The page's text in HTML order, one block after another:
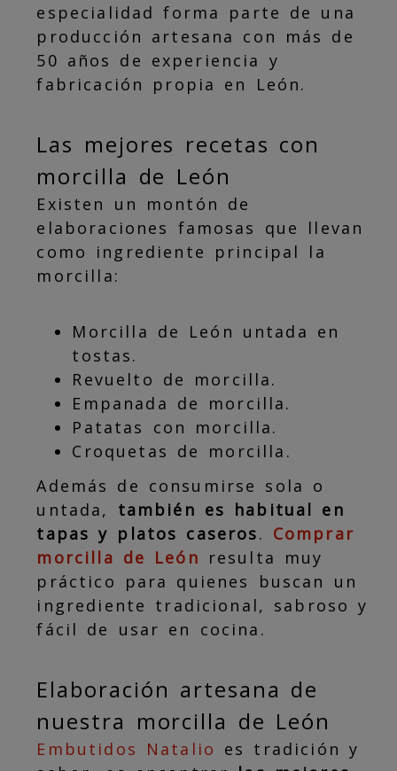
especialidad forma parte de una
producción artesana con más de
50 años de experiencia y
fabricación propia en León.
Las mejores recetas con
morcilla de León
Existen un montón de
elaboraciones famosas que llevan
como ingrediente principal la
morcilla:
Morcilla de León untada en
tostas.
Revuelto de morcilla.
Empanada de morcilla.
Patatas con morcilla.
Croquetas de morcilla.
Además de consumirse sola o
untada, también es habitual en
tapas y platos caseros. Comprar
morcilla de León resulta muy
práctico para quienes buscan un
ingrediente tradicional, sabroso y
fácil de usar en cocina.
Elaboración artesana de
nuestra morcilla de León
Embutidos Natalio es tradición y